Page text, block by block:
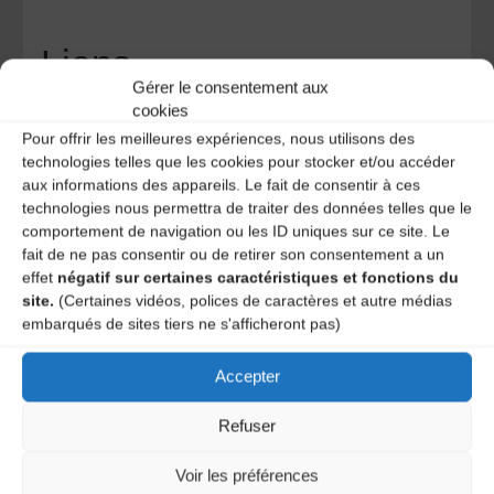
Gérer le consentement aux
cookies
Pour offrir les meilleures expériences, nous utilisons des
technologies telles que les cookies pour stocker et/ou accéder
aux informations des appareils. Le fait de consentir à ces
technologies nous permettra de traiter des données telles que le
comportement de navigation ou les ID uniques sur ce site. Le
fait de ne pas consentir ou de retirer son consentement a un
effet négatif sur certaines caractéristiques et fonctions du
site. (Certaines vidéos, polices de caractères et autre médias
embarqués de sites tiers ne s'afficheront pas)
Accepter
Refuser
Voir les préférences
Liens
Bandcamp
Contact
La Nòvia / Elodie Ortega :
novia43@gmail.com
04 71 09 32 29
Jacques Puech en solo